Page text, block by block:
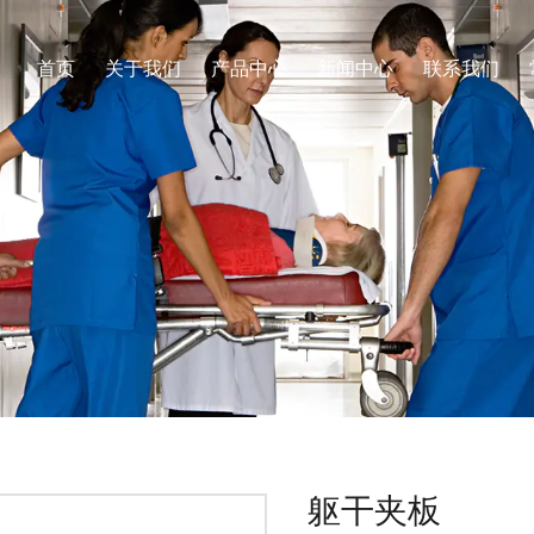
首页 关于我们 产品中心 新闻中心 联系我们
躯干夹板